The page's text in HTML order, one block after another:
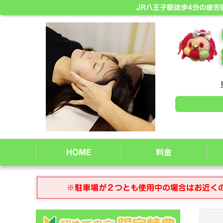
JR八王子駅徒歩4分の疲労
HOME 料金
※駐車場が２つとも使用中の場合はお近く